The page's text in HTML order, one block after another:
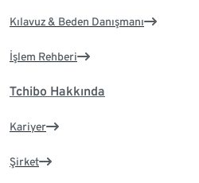
Kılavuz & Beden Danışmanı
İşlem Rehberi
Tchibo Hakkında
Kariyer
Şirket